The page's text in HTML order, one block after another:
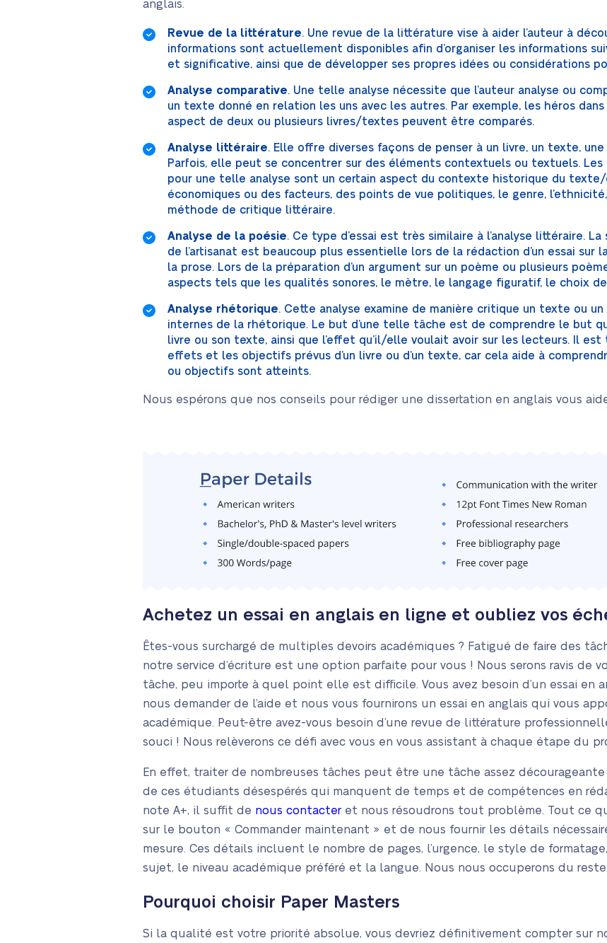
anglais.
Revue de la littérature. Une revue de la littérature vise à aider l’auteur à
informations sont actuellement disponibles afin d’organiser les informations
et significative, ainsi que de développer ses propres idées ou considérations
Analyse comparative. Une telle analyse nécessite que l’auteur analyse ou
un texte donné en relation les uns avec les autres. Par exemple, les héros
aspect de deux ou plusieurs livres/textes peuvent être comparés.
Analyse littéraire. Elle offre diverses façons de penser à un livre, un texte,
Parfois, elle peut se concentrer sur des éléments contextuels ou textuels.
pour une telle analyse sont un certain aspect du contexte historique du
économiques ou des facteurs, des points de vue politiques, le genre,
méthode de critique littéraire.
Analyse de la poésie. Ce type d’essai est très similaire à l’analyse littéraire.
de l’artisanat est beaucoup plus essentielle lors de la rédaction d’un essai sur
la prose. Lors de la préparation d’un argument sur un poème ou plusieurs
aspects tels que les qualités sonores, le mètre, le langage figuratif, le choix
Analyse rhétorique. Cette analyse examine de manière critique un texte ou
internes de la rhétorique. Le but d’une telle tâche est de comprendre le but
livre ou son texte, ainsi que l’effet qu’il/elle voulait avoir sur les lecteurs. Il
effets et les objectifs prévus d’un livre ou d’un texte, car cela aide à
ou objectifs sont atteints.
Nous espérons que nos conseils pour rédiger une dissertation en anglais vous
Achetez un essai en anglais en ligne et oubliez vos
Êtes-vous surchargé de multiples devoirs académiques ? Fatigué de faire des
notre service d’écriture est une option parfaite pour vous ! Nous serons ravis de
tâche, peu importe à quel point elle est difficile. Vous avez besoin d’un essai en
nous demander de l’aide et nous vous fournirons un essai en anglais qui vous
académique. Peut-être avez-vous besoin d’une revue de littérature
souci ! Nous relèverons ce défi avec vous en vous assistant à chaque étape du
En effet, traiter de nombreuses tâches peut être une tâche assez
de ces étudiants désespérés qui manquent de temps et de compétences en
note A+, il suffit de nous contacter et nous résoudrons tout problème. Tout ce
sur le bouton « Commander maintenant » et de nous fournir les détails
mesure. Ces détails incluent le nombre de pages, l’urgence, le style de
sujet, le niveau académique préféré et la langue. Nous nous occuperons du reste
Pourquoi choisir Paper Masters
Si la qualité est votre priorité absolue, vous devriez définitivement compter sur